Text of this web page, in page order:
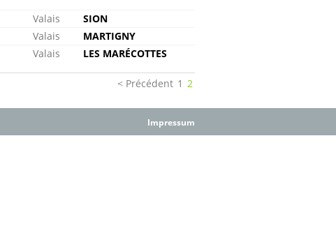
Valais SION
Valais MARTIGNY
Valais LES MARÉCOTTES
Précédent 1 2
Impressum